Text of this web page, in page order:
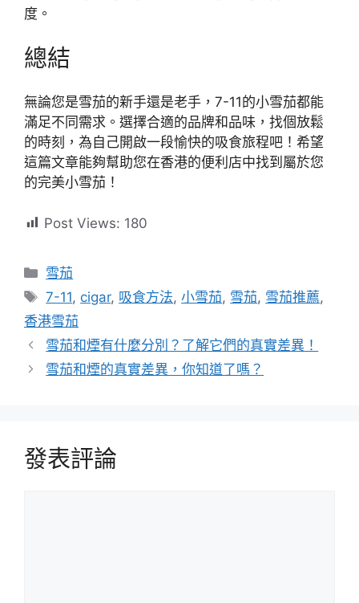
度。
總結
無論您是雪茄的新手還是老手，7-11的小雪茄都能
滿足不同需求。選擇合適的品牌和品味，找個放鬆
的時刻，為自己開啟一段愉快的吸食旅程吧！希望
這篇文章能夠幫助您在香港的便利店中找到屬於您
的完美小雪茄！
Post Views: 180
分
類
雪茄
標
籤
7-11, cigar, 吸食方法,小雪茄, 雪茄, 雪茄推薦,
香港雪茄
雪茄和煙有什麼分別？了解它們的真實差異！
雪茄和煙的真實差異，你知道了嗎？
發表評論